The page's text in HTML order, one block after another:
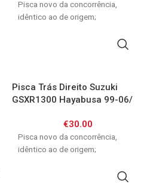
Pisca novo da concorrência,
idêntico ao de origem;
Pisca Trás Direito Suzuki
GSXR1300 Hayabusa 99-06/
Srad / TL1000S / TL1000R
€30.00
Pisca novo da concorrência,
idêntico ao de origem;